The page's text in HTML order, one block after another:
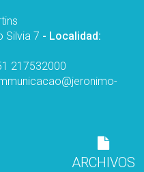
Silvia 7 - Localidad:
217532000
ARCHIVOS